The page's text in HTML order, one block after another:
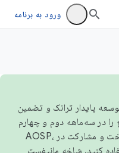
ورود به برنامه
توسعه پایدار ترانک و تضمین
را در سه‌ماهه دوم و چهارم
کنید. شاخه مانیفست